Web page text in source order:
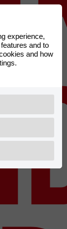
experience,
and to
and how